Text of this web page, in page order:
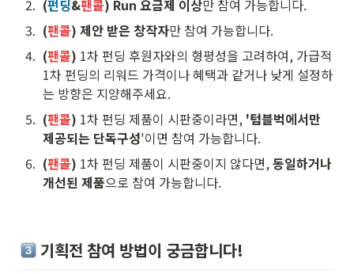
2. (펀딩&팬콜) Run 요금제 이상만 참여 가능합니다.
3. (팬콜) 제안 받은 창작자만 참여 가능합니다.
4. (팬콜) 1차 펀딩 후원자와의 형평성을 고려하여, 가급적
1차 펀딩의 리워드 가격이나 혜택과 같거나 낮게 설정하
는 방향은 지양해주세요.
5. (팬콜) 1차 펀딩 제품이 시판중이라면, '텀블벅에서만
제공되는 단독구성'이면 참여 가능합니다.
6. (팬콜) 1차 펀딩 제품이 시판중이지 않다면, 동일하거나
개선된 제품으로 참여 가능합니다.
기획전 참여 방법이 궁금합니다!